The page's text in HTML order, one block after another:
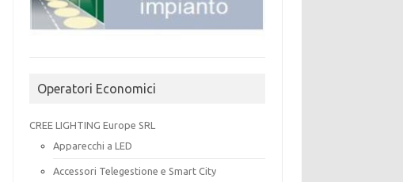
Operatori Economici
CREE LIGHTING Europe SRL
Apparecchi a LED
Accessori Telegestione e Smart City